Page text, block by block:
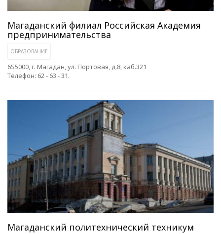
Магаданский филиал Российская Академия
предпринимательства
ОБРАЗОВАНИЕ
6S5000, г. Магадан, ул. Портовая, д.8, каб.321
Телефон: 62 - 63 - 31.
Магаданский политехнический техникум